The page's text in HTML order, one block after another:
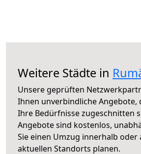
Weitere Städte in
Unsere geprüften
Ihnen unverbindliche Angebote,
Ihre Bedürfnisse zugeschnitten
Angebote sind kostenlos,
Sie einen Umzug innerhalb oder
aktuellen Standorts planen.